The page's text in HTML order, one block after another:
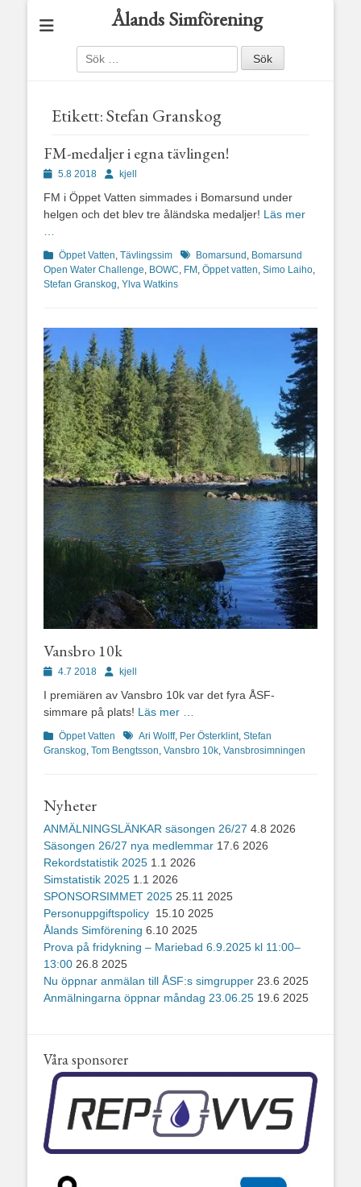
Ålands Simförening
Sök
efter:
Etikett:Stefan Granskog
FM-medaljer i egna tävlingen!
Publicerad
5.8 2018 Författare
kjell
FM i Öppet Vatten simmades i Bomarsund under
helgen och det blev tre åländska medaljer! Läs mer
…
Kategorier
Öppet Vatten, Tävlingssim EtiketterBomarsund , Bomarsund
Open Water Challenge, BOWC, FM , Öppet vatten, Simo Laiho,
Stefan Granskog, Ylva Watkins
Vansbro 10k
Publicerad
4.7 2018 Författare
kjell
I premiären av Vansbro 10k var det fyra ÅSF-
simmare på plats! Läs mer …
Kategorier
Öppet Vatten Etiketter
Ari Wolff, Per Österklint, Stefan
Granskog Tom Bengtsson Vansbro 10k Vansbrosimningen
Nyheter
ANMÄLNINGSLÄNKAR säsongen 26/27 4.8 2026
Säsongen 26/27 nya medlemmar 17.6 2026
Rekordstatistik 2025 1.1 2026
Simstatistik 2025 1.1 2026
SPONSORSIMMET 2025 25.11 2025
Personuppgiftspolicy 15.10 2025
Ålands Simförening 6.10 2025
Prova på fridykning – Mariebad 6.9.2025 kl 11:00–
13:00 26.8 2025
Nu öppnar anmälan till ÅSF:s simgrupper 23.6 2025
Anmälningarna öppnar måndag 23.06.25 19.6 2025
Våra sponsorer